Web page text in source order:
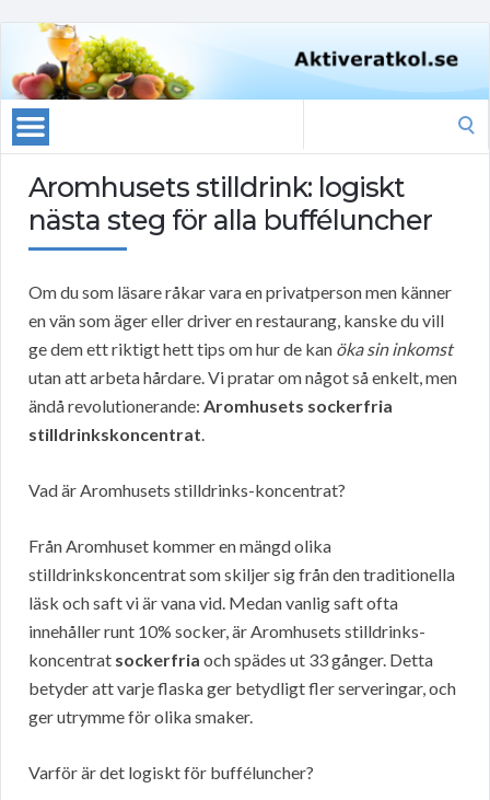
Aromhusets stilldrink: logiskt
nästa steg för alla bufféluncher
Om du som läsare råkar vara en privatperson men känner
en vän som äger eller driver en restaurang, kanske du vill
ge dem ett riktigt hett tips om hur de kan öka sin inkomst
utan att arbeta hårdare. Vi pratar om något så enkelt, men
ändå revolutionerande: Aromhusets sockerfria
stilldrinkskoncentrat.
Vad är Aromhusets stilldrinks-koncentrat?
Från Aromhuset kommer en mängd olika
stilldrinkskoncentrat som skiljer sig från den traditionella
läsk och saft vi är vana vid. Medan vanlig saft ofta
innehåller runt 10% socker, är Aromhusets stilldrinks-
koncentrat sockerfria och spädes ut 33 gånger. Detta
betyder att varje flaska ger betydligt fler serveringar, och
ger utrymme för olika smaker.
Varför är det logiskt för bufféluncher?